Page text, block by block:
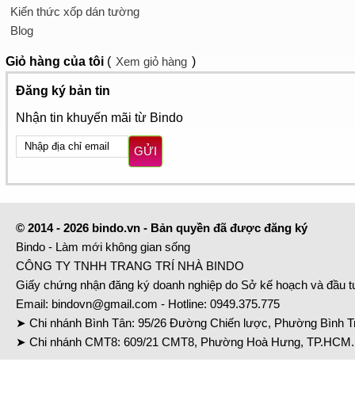
Kiến thức xốp dán tường
Blog
Giỏ hàng của tôi ( Xem giỏ hàng )
Đăng ký bản tin
Nhận tin khuyến mãi từ Bindo
GỬI
© 2014 - 2026 bindo.vn - Bản quyền đã được đăng ký
Bindo - Làm mới không gian sống
CÔNG TY TNHH TRANG TRÍ NHÀ BINDO
Giấy chứng nhận đăng ký doanh nghiệp do Sở kế hoạch và đầu
Email: bindovn@gmail.com - Hotline: 0949.375.775
➤ Chi nhánh Bình Tân: 95/26 Đường Chiến lược, Phường Bình
➤ Chi nhánh CMT8: 609/21 CMT8, Phường Hoà Hưng,